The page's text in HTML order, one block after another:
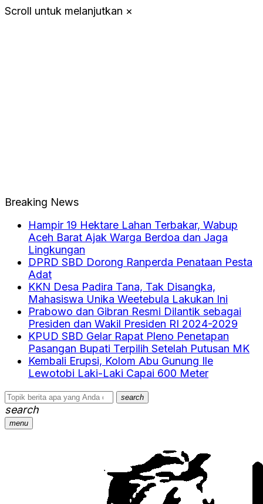
Scroll untuk melanjutkan ×
Breaking News
Hampir 19 Hektare Lahan Terbakar, Wabup
Aceh Barat Ajak Warga Berdoa dan Jaga
Lingkungan
DPRD SBD Dorong Ranperda Penataan Pesta
Adat
KKN Desa Padira Tana, Tak Disangka,
Mahasiswa Unika Weetebula Lakukan Ini
Prabowo dan Gibran Resmi Dilantik sebagai
Presiden dan Wakil Presiden RI 2024-2029
KPUD SBD Gelar Rapat Pleno Penetapan
Pasangan Bupati Terpilih Setelah Putusan MK
Kembali Erupsi, Kolom Abu Gunung Ile
Lewotobi Laki-Laki Capai 600 Meter
search
search
menu